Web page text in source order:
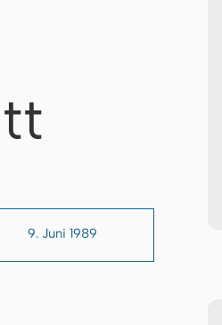
9. Juni 1989